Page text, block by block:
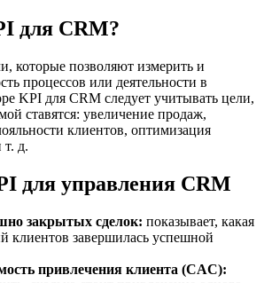
для CRM?
которые позволяют измерить и
процессов или деятельности в
KPI для CRM следует учитывать цели,
ставятся: увеличение продаж,
клиентов, оптимизация
т. д.
для управления CRM
закрытых сделок: показывает, какая
клиентов завершилась успешной
привлечения клиента (CAC):